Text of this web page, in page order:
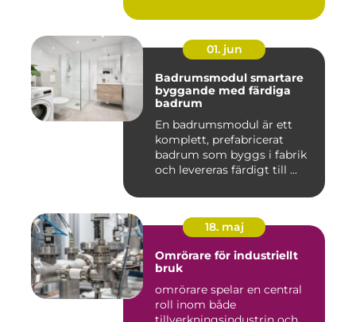
01. jun
Badrumsmodul smartare
byggande med färdiga
badrum
En badrumsmodul är ett
komplett, prefabricerat
badrum som byggs i fabrik
och levereras färdigt till ...
18. maj
Omrörare för industriellt
bruk
omrörare spelar en central
roll inom både